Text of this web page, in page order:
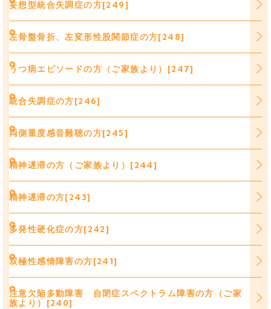
妄想型統合失調症の方[249]
左骨盤骨折、左変形性股関節症の方[248]
うつ病エピソードの方（ご家族より）[247]
統合失調症の方[246]
両側重度感音難聴の方[245]
精神遅滞の方（ご家族より）[244]
精神遅滞の方[243]
多発性硬化症の方[242]
双極性感情障害の方[241]
注意欠陥多動障害 自閉症スペクトラム障害の方（ご家
族より）[240]